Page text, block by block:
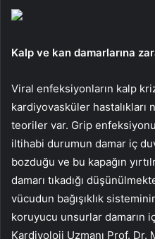
Kalp ve kan damarlarına
Viral enfeksiyonların kalp
kardiyovasküler hastalıkları
teoriler var. Grip
iltihabi durumun damar iç
bozduğu ve bu kapağın
damarı tıkadığı
vücudun bağışıklık
koruyucu unsurlar damarın
Kardiyoloji Uzmanı Prof.